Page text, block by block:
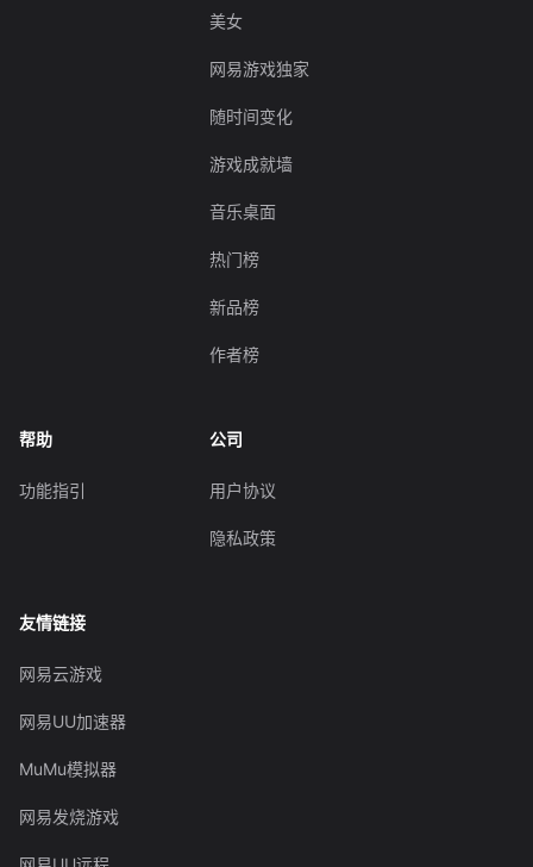
美女
网易游戏独家
随时间变化
游戏成就墙
音乐桌面
热门榜
新品榜
作者榜
帮助
功能指引
公司
用户协议
隐私政策
友情链接
网易云游戏
网易UU加速器
MuMu模拟器
网易发烧游戏